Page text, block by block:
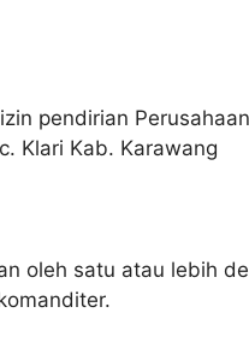
pendirian Perusahaan
Klari Kab. Karawang
oleh satu atau lebih